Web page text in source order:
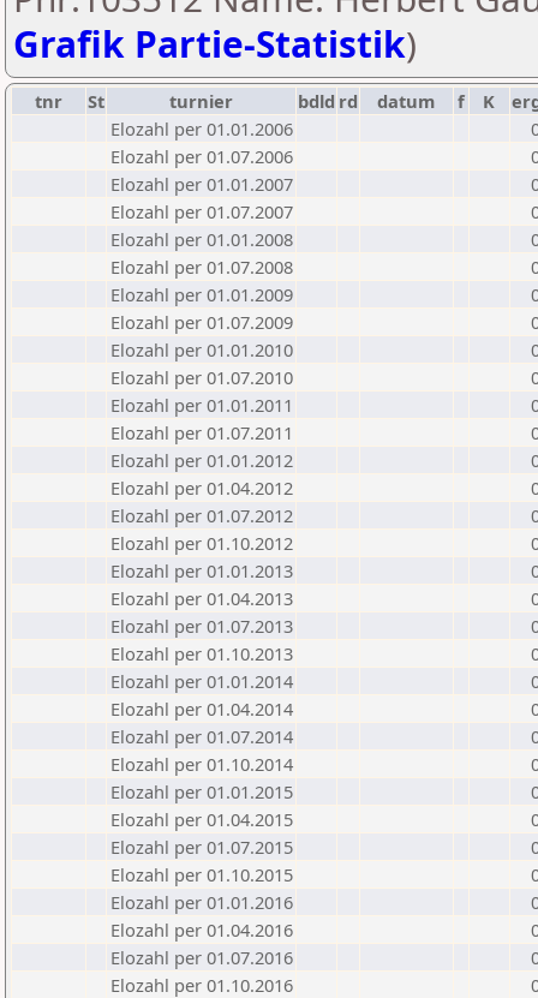
Grafik Partie-Statistik)
tnr St turnier bdld rd datum f K
Elozahl per 01.01.2006
Elozahl per 01.07.2006
Elozahl per 01.01.2007
Elozahl per 01.07.2007
Elozahl per 01.01.2008
Elozahl per 01.07.2008
Elozahl per 01.01.2009
Elozahl per 01.07.2009
Elozahl per 01.01.2010
Elozahl per 01.07.2010
Elozahl per 01.01.2011
Elozahl per 01.07.2011
Elozahl per 01.01.2012
Elozahl per 01.04.2012
Elozahl per 01.07.2012
Elozahl per 01.10.2012
Elozahl per 01.01.2013
Elozahl per 01.04.2013
Elozahl per 01.07.2013
Elozahl per 01.10.2013
Elozahl per 01.01.2014
Elozahl per 01.04.2014
Elozahl per 01.07.2014
Elozahl per 01.10.2014
Elozahl per 01.01.2015
Elozahl per 01.04.2015
Elozahl per 01.07.2015
Elozahl per 01.10.2015
Elozahl per 01.01.2016
Elozahl per 01.04.2016
Elozahl per 01.07.2016
Elozahl per 01.10.2016